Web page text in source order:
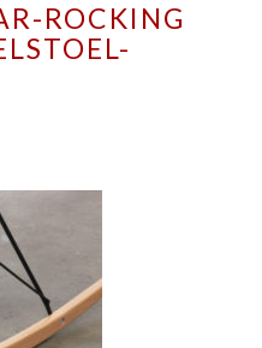
ROCKING